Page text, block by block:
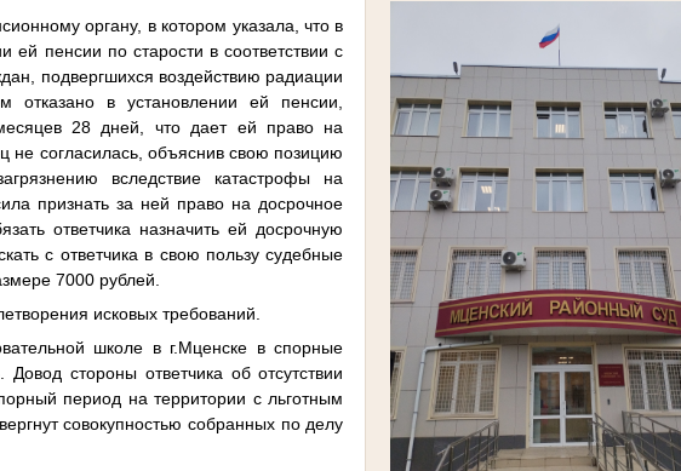
органу, в котором указала, что в
ей пенсии по старости в соответствии с
подвергшихся воздействию радиации
отказано в установлении ей пенсии,
28 дней, что дает ей право на
не согласилась, объяснив свою позицию
вследствие катастрофы на
признать за ней право на досрочное
ответчика назначить ей досрочную
с ответчика в свою пользу судебные
7000 рублей.
исковых требований.
школе в г.Мценске в спорные
стороны ответчика об отсутствии
период на территории с льготным
совокупностью собранных по делу